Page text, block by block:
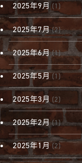
2025年9月(1)
2025年7月(2)
2025年6月(1)
2025年5月(1)
2025年3月 (2)
2025年2月(1)
2025年1月 (2)